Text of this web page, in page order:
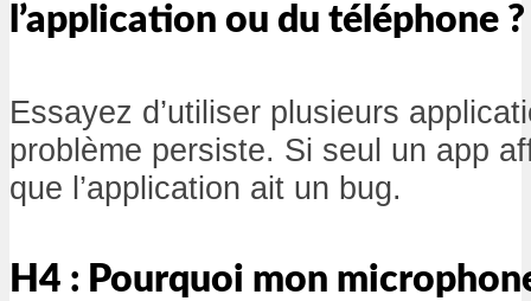
l’application ou du téléphone ?
Essayez d’utiliser plusieurs
problème persiste. Si seul un app
que l’application ait un bug.
H4 : Pourquoi mon